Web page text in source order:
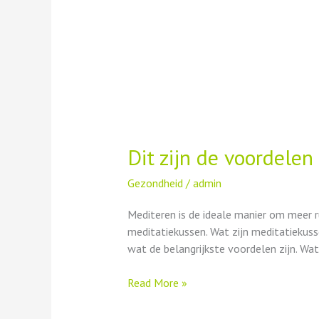
Dit zijn de
Gezondheid/ admin
Mediteren is de ideale manier om
meditatiekussen. Wat zijn
wat de belangrijkste voordelen zijn.
Read More »